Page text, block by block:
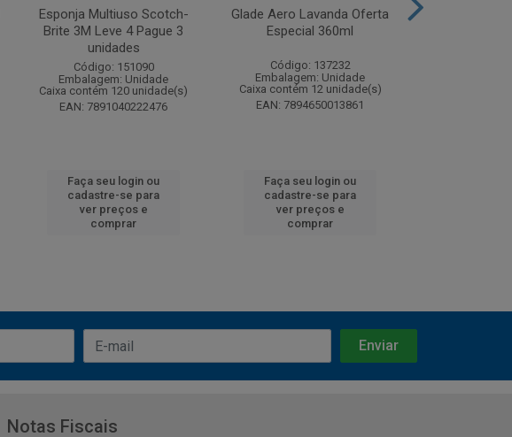
Esponja Multiuso Scotch-
Brite 3M Leve 4 Pague 3
unidades
Código: 151090
Embalagem: Unidade
Caixa contém 120 unidade(s)
EAN: 7891040222476
Faça seu login ou
cadastre-se para
ver preços e
comprar
Glade Aero Lavanda Oferta
Especial 360ml
Código: 137232
Embalagem: Unidade
Caixa contém 12 unidade(s)
EAN: 7894650013861
Faça seu login ou
cadastre-se para
ver preços e
comprar
Notas Fiscais